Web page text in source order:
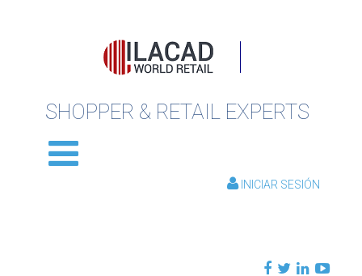
SHOPPER & RETAIL EXPERTS
INICIAR SESIÓN